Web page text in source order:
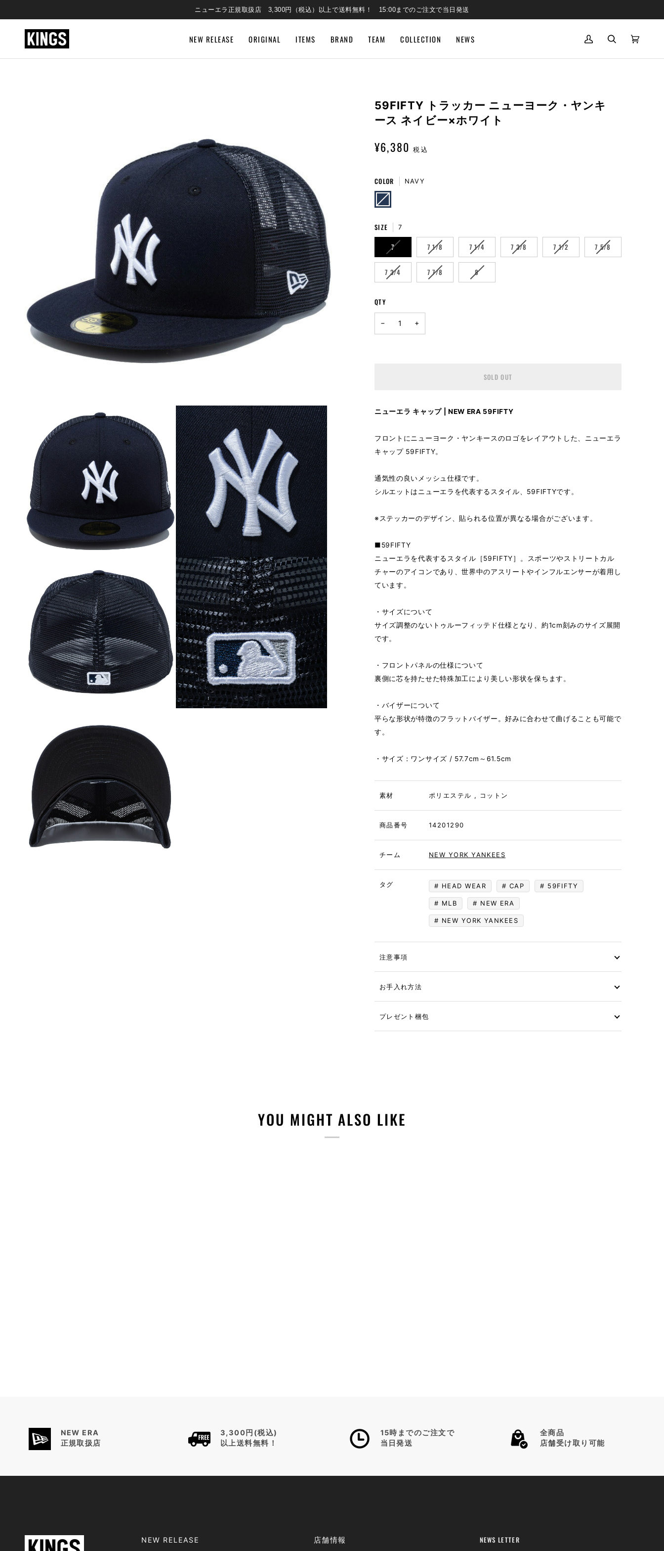
ニューエラ正規取扱店 3,300円（税込）以上で送料無料！ 15:00までのご注文で当日発送
NEW RELEASE ORIGINAL ITEMS BRAND TEAM COLLECTION NEWS
MY
SEARCHCART
59FIFTY トラッカー ニューヨーク・ヤンキ
ース ネイビー×ホワイト
¥6,380 税込
COLOR NAVY
NAVY
VARIANT
SOLD
OUT
UNAVAILABLE
SIZE 7
7VARIANT
SOLD
OUT
OR
UNAVAILABLE
7 1/8VARIANT
SOLD
OUT
OR
UNAVAILABLE
7 1/4VARIANT
SOLD
OUT
OR
UNAVAILABLE
7 3/8VARIANT
SOLD
7 1/2VARIANT
SOLD
7 5/8VARIANT
SOLD
7 3/4VARIANT
SOLD
7 7/8VARIANT
SOLD
8VARIANT
SOLD
QTY
− +
SOLD OUT
ニューエラ キャップ | NEW ERA 59FIFTY
フロントにニューヨーク・ヤンキースのロゴをレイアウトした、ニューエラ
キャップ 59FIFTY。
通気性の良いメッシュ仕様です。
シルエットはニューエラを代表するスタイル、59FIFTYです。
※ステッカーのデザイン、貼られる位置が異なる場合がございます。
■59FIFTY
ニューエラを代表するスタイル［59FIFTY］。スポーツやストリートカル
チャーのアイコンであり、世界中のアスリートやインフルエンサーが着用し
ています。
・サイズについて
サイズ調整のないトゥルーフィッテド仕様となり、約1cm刻みのサイズ展開
です。
・フロントパネルの仕様について
裏側に芯を持たせた特殊加工により美しい形状を保ちます。
・バイザーについて
平らな形状が特徴のフラットバイザー。好みに合わせて曲げることも可能で
す。
・サイズ：ワンサイズ / 57.7cm～61.5cm
素材 ポリエステル , コットン
商品番号 14201290
チーム NEW YORK YANKEES
タグ HEAD WEAR CAP 59FIFTY
MLB NEW ERA
NEW YORK YANKEES
注意事項
お手入れ方法
プレゼント梱包
YOU MIGHT ALSO LIKE
NEW ERA
正規取扱店
3,300円(税込)
以上送料無料！
15時までのご注文で
当日発送
全商品
店舗受け取り可能
NEW RELEASE 店舗情報 NEWS LETTER